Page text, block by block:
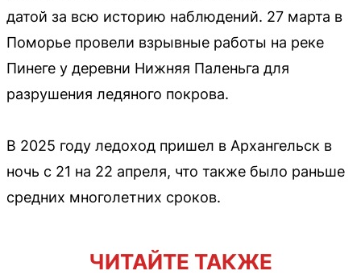
датой за всю историю наблюдений. 27 марта в
Поморье провели взрывные работы на реке
Пинеге у деревни Нижняя Паленьга для
разрушения ледяного покрова.
В 2025 году ледоход пришел в Архангельск в
ночь с 21 на 22 апреля, что также было раньше
средних многолетних сроков.
ЧИТАЙТЕ ТАКЖЕ